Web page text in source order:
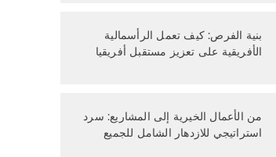
بنية الفرص: كيف تعمل الرأسمالية
الأفريقية على تعزيز مستقبل أفريقيا
من الأعمال الخيرية إلى المشاريع: سرد
استراتيجي للازدهار الشامل للجميع